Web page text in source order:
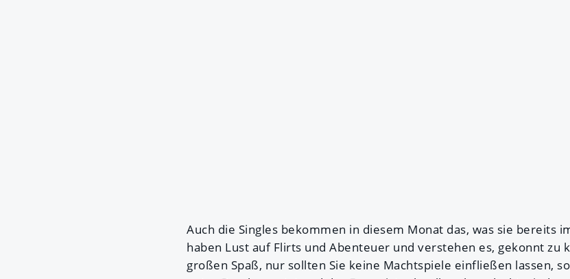
Auch die Singles bekommen in diesem Monat das, was sie bereits
haben Lust auf Flirts und Abenteuer und verstehen es, gekonnt zu
großen Spaß, nur sollten Sie keine Machtspiele einfließen lassen,